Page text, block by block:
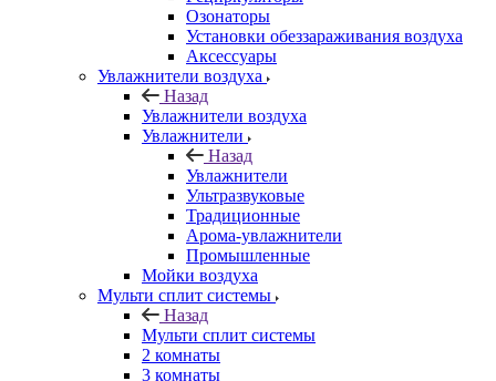
Озонаторы
Установки обеззараживания воздуха
Аксессуары
Увлажнители воздуха
Назад
Увлажнители воздуха
Увлажнители
Назад
Увлажнители
Ультразвуковые
Традиционные
Арома-увлажнители
Промышленные
Мойки воздуха
Мульти сплит системы
Назад
Мульти сплит системы
2 комнаты
3 комнаты